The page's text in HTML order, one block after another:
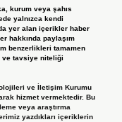
kurum veya şahıs
yalnızca kendi
yer alan içerikler haber
hakkında paylaşım
benzerlikleri tamamen
ve tavsiye niteliği
ve İletişim Kurumu
hizmet vermektedir. Bu
veya araştırma
yazdıkları içeriklerin